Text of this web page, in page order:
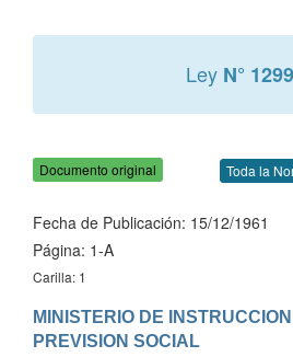
Ley N°
Documento original Toda la
Fecha de Publicación: 15/12/1961
Página: 1-A
Carilla: 1
MINISTERIO DE
PREVISION SOCIAL